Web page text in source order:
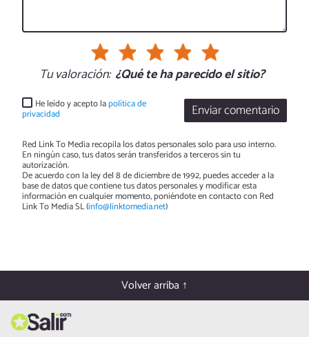
Tu valoración: ¿Qué te ha parecido el sitio?
Enviar comentario
He leído y acepto lapolítica de
privacidad
Red Link To Media recopila los datos personales solo para uso interno.
En ningún caso, tus datos serán transferidos a terceros sin tu
autorización.
De acuerdo con la ley del 8 de diciembre de 1992, puedes acceder a la
base de datos que contiene tus datos personales y modificar esta
información en cualquier momento, poniéndote en contacto con Red
Link To Media SL (info@linktomedia.net)
Volver arriba ↑